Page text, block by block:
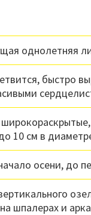
однолетняя
быстро
10 см в
осени, до
шпалерах и